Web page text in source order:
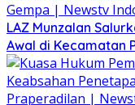
LAZ Munzalan
Awal di Kecamatan